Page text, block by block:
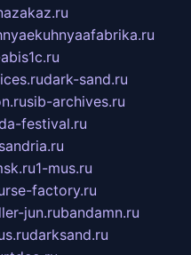
dark-sand.ru
sib-archives.ru
festival.ru
1-mus.ru
factory.ru
jun.rubandamn.ru
darksand.ru